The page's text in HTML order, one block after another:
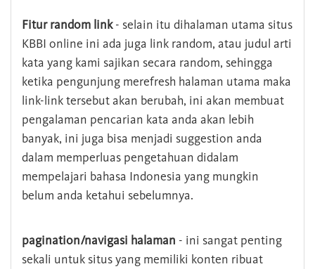
Fitur random link- selain itu dihalaman utama situs
KBBI online ini ada juga link random, atau judul arti
kata yang kami sajikan secara random, sehingga
ketika pengunjung merefresh halaman utama maka
link-link tersebut akan berubah, ini akan membuat
pengalaman pencarian kata anda akan lebih
banyak, ini juga bisa menjadi suggestion anda
dalam memperluas pengetahuan didalam
mempelajari bahasa Indonesia yang mungkin
belum anda ketahui sebelumnya.
pagination/navigasi halaman - ini sangat penting
sekali untuk situs yang memiliki konten ribuat